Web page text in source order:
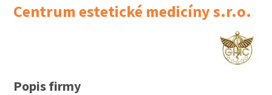
Centrum estetické medicíny s.r.o.
Popis firmy